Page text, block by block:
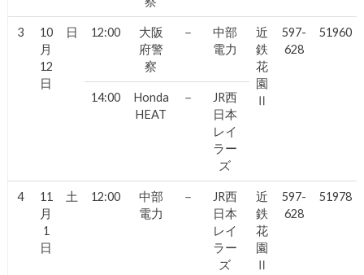
3
10
月
12
日
日 12:00
大阪
府警
察
－
中部
電力
近
鉄
花
園
Ⅱ
597-
628
51960
14:00
Honda
HEAT
－
JR西
日本
レイ
ラー
ズ
4
11
月
1
日
土 12:00
中部
電力
－
JR西
日本
レイ
ラー
ズ
近
鉄
花
園
Ⅱ
597-
628
51978